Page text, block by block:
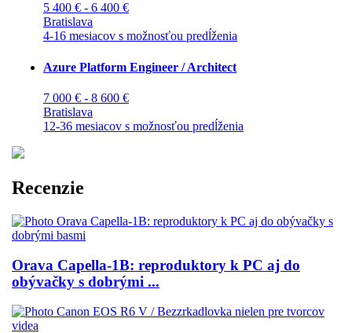
5 400 € - 6 400 €
Bratislava
4-16 mesiacov s možnosťou predĺženia
Azure Platform Engineer / Architect
7 000 € - 8 600 €
Bratislava
12-36 mesiacov s možnosťou predĺženia
Recenzie
Orava Capella-1B: reproduktory k PC aj do
obývačky s dobrými ...